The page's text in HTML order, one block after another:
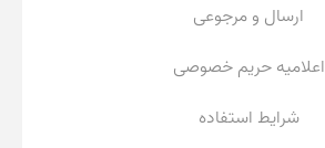
ارسال و مرجوعی
اعلامیه حریم خصوصی
شرایط استفاده